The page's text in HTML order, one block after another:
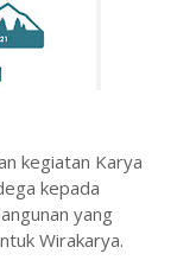
kegiatan Karya
kepada
yang
Wirakarya.